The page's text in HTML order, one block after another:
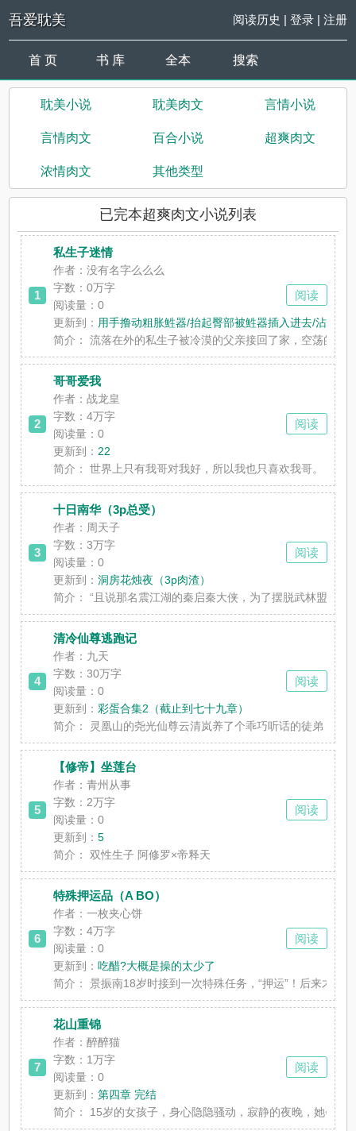
吾爱耽美 阅读历史 | 登录| 注册
首 页 书 库 全本 搜索
耽美小说 耽美肉文 言情小说
言情肉文 百合小说 超爽肉文
浓情肉文 其他类型
已完本超爽肉文小说列表
1
私生子迷情
作者：没有名字么么么
字数：0万字
阅读量：0
更新到： 用手撸动粗胀鮏器/抬起臀部被鮏器插入进去/沾着热
简介：
流落在外的私生子被冷漠的父亲接回了家，空荡的
阅读
2
哥哥爱我
作者：战龙皇
字数：4万字
阅读量：0
更新到： 22
简介：
世界上只有我哥对我好，所以我也只喜欢我哥。 我
阅读
3
十日南华（3p总受）
作者：周天子
字数：3万字
阅读量：0
更新到：洞房花烛夜（3p肉渣）
简介：
“且说那名震江湖的秦启秦大侠，为了摆脱武林盟主
阅读
4
清冷仙尊逃跑记
作者：九天
字数：30万字
阅读量：0
更新到：彩蛋合集2（截止到七十九章）
简介：
灵凰山的尧光仙尊云清岚养了个乖巧听话的徒弟，
阅读
5
【修帝】坐莲台
作者：青州从事
字数：2万字
阅读量：0
更新到：5
简介：
双性生子 阿修罗×帝释天
阅读
6
特殊押运品（A BO）
作者：一枚夹心饼
字数：4万字
阅读量：0
更新到：吃醋?大概是操的太少了
简介：
景振南18岁时接到一次特殊任务，“押运”！后来才知
阅读
7
花山重锦
作者：醉醉猫
字数：1万字
阅读量：0
更新到：第四章 完结
简介：
15岁的女孩子，身心隐隐骚动，寂静的夜晚，她会做
阅读